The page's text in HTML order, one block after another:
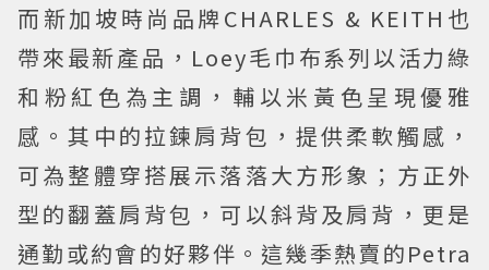
而新加坡時尚品牌CHARLES & KEITH也
帶來最新產品，Loey毛巾布系列以活力綠
和粉紅色為主調，輔以米黃色呈現優雅
感。其中的拉鍊肩背包，提供柔軟觸感，
可為整體穿搭展示落落大方形象；方正外
型的翻蓋肩背包，可以斜背及肩背，更是
通勤或約會的好夥伴。這幾季熱賣的Petra